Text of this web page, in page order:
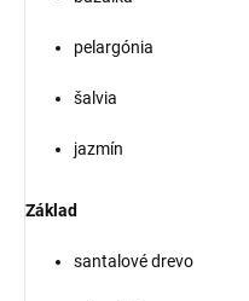
pelargónia
šalvia
jazmín
Základ
santalové drevo